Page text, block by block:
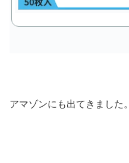
アマゾンにも出てきました。